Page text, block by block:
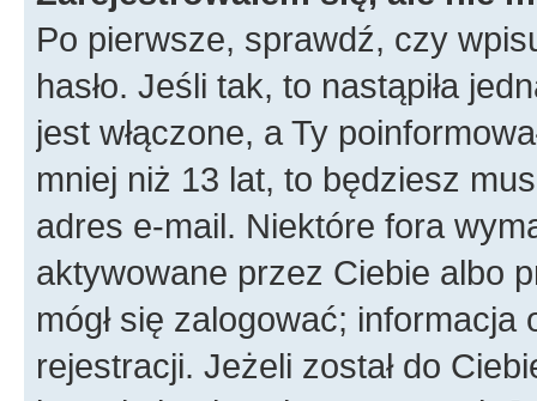
Po pierwsze, sprawdź, czy
hasło. Jeśli tak, to nastąpiła
jest włączone, a Ty
mniej niż 13 lat, to będziesz
adres e-mail. Niektóre fora
aktywowane przez Ciebie albo
mógł się zalogować;
rejestracji. Jeżeli został do